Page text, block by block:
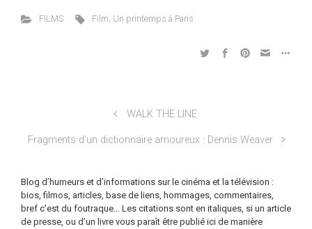
FILMS Film, Un printemps à Paris
WALK THE LINE
Fragments d’un dictionnaire amoureux : Dennis Weaver
Blog d’humeurs et d’informations sur le cinéma et la télévision :
bios, filmos, articles, base de liens, hommages, commentaires,
bref c’est du foutraque… Les citations sont en italiques, si un article
de presse, ou d’un livre vous paraît être publié ici de manière